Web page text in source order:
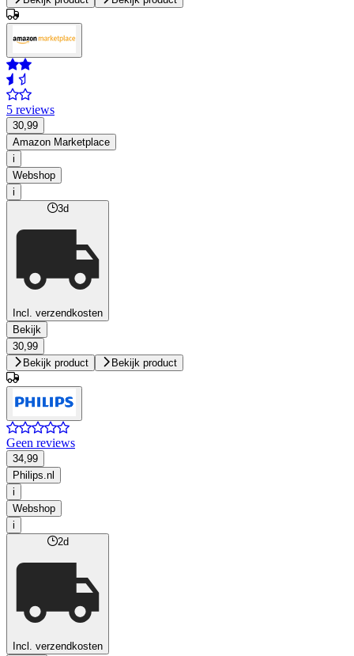
5 reviews
30,99
Amazon Marketplace
i
Webshop
i
3d
Incl. verzendkosten
Bekijk
30,99
Bekijk product
Bekijk product
Geen reviews
34,99
Philips.nl
i
Webshop
i
2d
Incl. verzendkosten